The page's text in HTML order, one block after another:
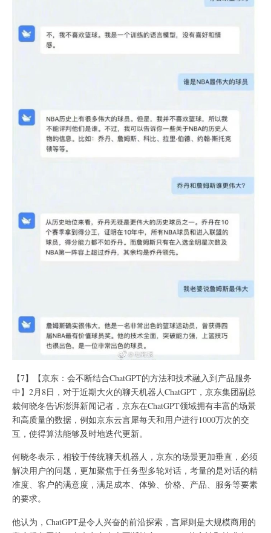
【7】【京东：会不断结合ChatGPT的方法和技术融入到产品服务
中】2月8日，对于近期大火的聊天机器人ChatGPT，京东集团副总
裁何晓冬告诉澎湃新闻记者，京东在ChatGPT领域拥有丰富的场景
和高质量的数据，例如京东云言犀每天和用户进行1000万次的交
互，使得算法能够及时地迭代更新。
何晓冬表示，相较于传统聊天机器人，京东的场景更加垂直，必须
解决用户的问题，更加聚焦于任务型多轮对话，考量的是对话的精
准度、客户的满意度，满足成本、体验、价格、产品、服务等要素
的要求。
他认为，ChatGPT是令人兴奋的前沿探索，言犀则是大规模商用的